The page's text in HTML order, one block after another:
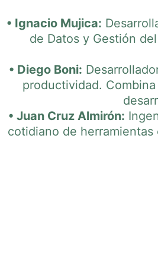
• Ignacio Mujica:
de Datos y Gestión
• Diego Boni:
productividad.
• Juan Cruz Almirón:
cotidiano de